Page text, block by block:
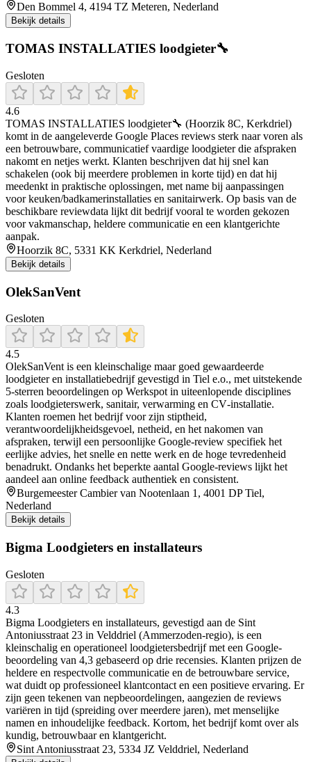
Den Bommel 4, 4194 TZ Meteren, Nederland
Bekijk details
TOMAS INSTALLATIES loodgieter🔧
Gesloten
4.6
TOMAS INSTALLATIES loodgieter🔧 (Hoorzik 8C, Kerkdriel)
komt in de aangeleverde Google Places reviews sterk naar voren als
een betrouwbare, communicatief vaardige loodgieter die afspraken
nakomt en netjes werkt. Klanten beschrijven dat hij snel kan
schakelen (ook bij meerdere problemen in korte tijd) en dat hij
meedenkt in praktische oplossingen, met name bij aanpassingen
voor keuken/badkamerinstallaties en sanitairwerk. Op basis van de
beschikbare reviewdata lijkt dit bedrijf vooral te worden gekozen
voor vakmanschap, heldere communicatie en een klantgerichte
aanpak.
Hoorzik 8C, 5331 KK Kerkdriel, Nederland
Bekijk details
OlekSanVent
Gesloten
4.5
OlekSanVent is een kleinschalige maar goed gewaardeerde
loodgieter en installatiebedrijf gevestigd in Tiel e.o., met uitstekende
5‑sterren beoordelingen op Werkspot in uiteenlopende disciplines
zoals loodgieterswerk, sanitair, verwarming en CV‑installatie.
Klanten roemen het bedrijf voor zijn stiptheid,
verantwoordelijkheidsgevoel, netheid, en het nakomen van
afspraken, terwijl een persoonlijke Google‑review specifiek het
eerlijke advies, het snelle en nette werk en de hoge tevredenheid
benadrukt. Ondanks het beperkte aantal Google‑reviews lijkt het
aandeel aan online feedback authentiek en consistent.
Burgemeester Cambier van Nootenlaan 1, 4001 DP Tiel,
Nederland
Bekijk details
Bigma Loodgieters en installateurs
Gesloten
4.3
Bigma Loodgieters en installateurs, gevestigd aan de Sint
Antoniusstraat 23 in Velddriel (Ammerzoden-regio), is een
kleinschalig en operationeel loodgietersbedrijf met een Google-
beoordeling van 4,3 gebaseerd op drie recensies. Klanten prijzen de
heldere en respectvolle communicatie en de betrouwbare service,
wat duidt op professioneel klantcontact en een positieve ervaring. Er
zijn geen tekenen van nepbeoordelingen, aangezien de reviews
variëren in tijd (spreiding over meerdere jaren), met menselijke
namen en inhoudelijke feedback. Kortom, het bedrijf komt over als
kundig, betrouwbaar en klantgericht.
Sint Antoniusstraat 23, 5334 JZ Velddriel, Nederland